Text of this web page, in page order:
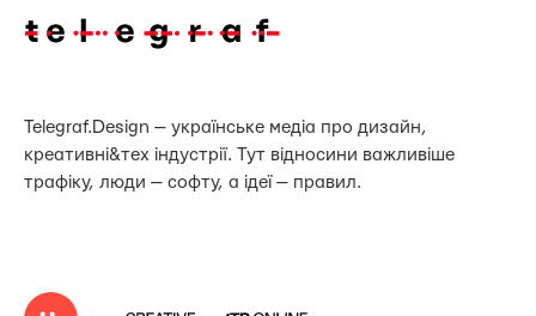
Telegraf.Design — українське медіа про дизайн,
креативні&тех індустрії. Тут відносини важливіше
трафіку, люди — софту, а ідеї — правил.